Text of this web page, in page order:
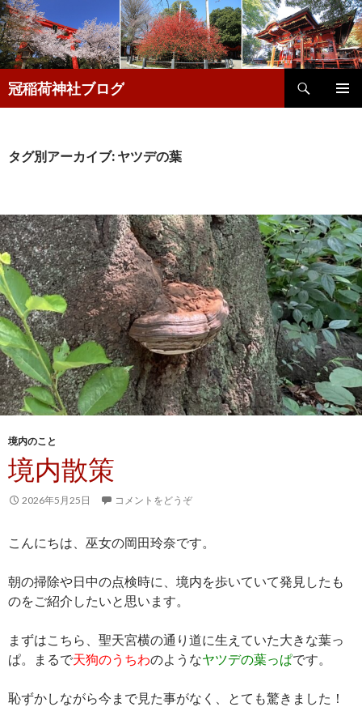
冠稲荷神社ブログ
索
ン
動
タグ別アーカイブ: ヤツデの葉
境内のこと
境内散策
2026年5月25日 コメントをどうぞ
こんにちは、巫女の岡田玲奈です。
朝の掃除や日中の点検時に、境内を歩いていて発見したも
のをご紹介したいと思います。
まずはこちら、聖天宮横の通り道に生えていた大きな葉っ
ぱ。まるで天狗のうちわのようなヤツデの葉っぱです。
恥ずかしながら今まで見た事がなく、とても驚きました！